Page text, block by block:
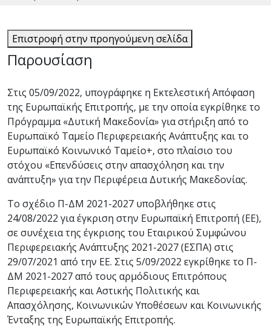
Επιστροφή στην προηγούμενη σελίδα
Παρουσίαση
Στις 05/09/2022, υπογράφηκε η Εκτελεστική Απόφαση
της Ευρωπαϊκής Επιτροπής, με την οποία εγκρίθηκε το
Πρόγραμμα «Δυτική Μακεδονία» για στήριξη από το
Ευρωπαϊκό Ταμείο Περιφερειακής Ανάπτυξης και το
Ευρωπαϊκό Κοινωνικό Ταμείο+, στο πλαίσιο του
στόχου «Επενδύσεις στην απασχόληση και την
ανάπτυξη» για την Περιφέρεια Δυτικής Μακεδονίας.
Το σχέδιο Π-ΔΜ 2021-2027 υποβλήθηκε στις
24/08/2022 για έγκριση στην Ευρωπαϊκή Επιτροπή (ΕΕ),
σε συνέχεια της έγκρισης του Εταιρικού Συμφώνου
Περιφερειακής Ανάπτυξης 2021-2027 (ΕΣΠΑ) στις
29/07/2021 από την ΕΕ. Στις 5/09/2022 εγκρίθηκε το Π-
ΔΜ 2021-2027 από τους αρμόδιους Επιτρόπους
Περιφερειακής και Αστικής Πολιτικής και
Απασχόλησης, Κοινωνικών Υποθέσεων και Κοινωνικής
Ένταξης της Ευρωπαϊκής Επιτροπής.